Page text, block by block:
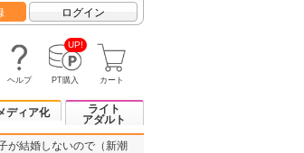
ログイン
ヘルプ
UP!
PT購入 カート
ディア化
ライト
アダルト
が結婚しないので（新潮